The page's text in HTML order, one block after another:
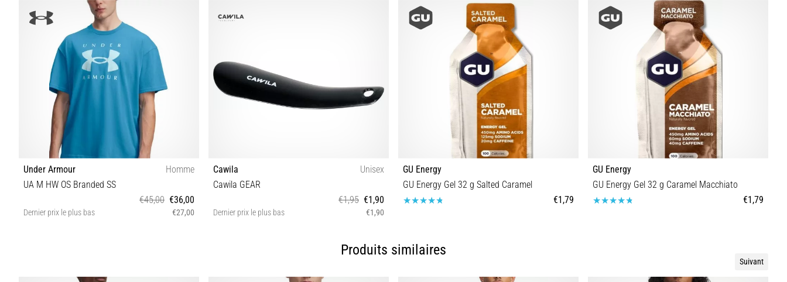
Under Armour
Homme
UA M HW OS Branded SS
€45,00 €36,00
Dernier prix le plus bas €27,00
Cawila
Unisex
Cawila GEAR
€1,95 €1,90
Dernier prix le plus bas €1,90
GU Energy
GU Energy Gel 32 g Salted Caramel
€1,79
GU Energy
GU Energy Gel 32 g Caramel Macchiato
€1,79
Produits similaires
Suivant